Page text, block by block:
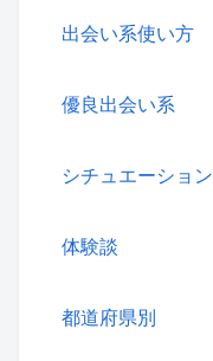
出会い系使い方
優良出会い系
シチュエーション
体験談
都道府県別